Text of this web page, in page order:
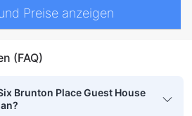
Preise anzeigen
(FAQ)
Brunton Place Guest House